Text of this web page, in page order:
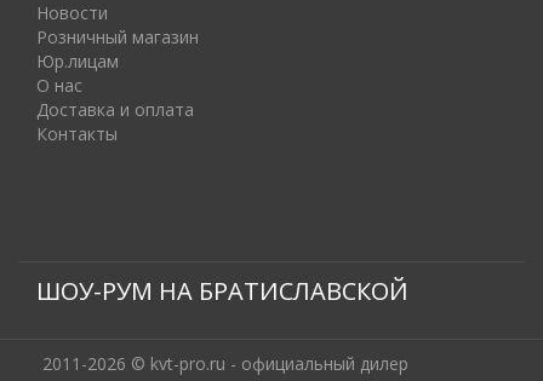
Новости
Розничный магазин
Юр.лицам
О нас
Доставка и оплата
Контакты
ШОУ-РУМ НА БРАТИСЛАВСКОЙ
2011-2026 © kvt-pro.ru - официальный дилер